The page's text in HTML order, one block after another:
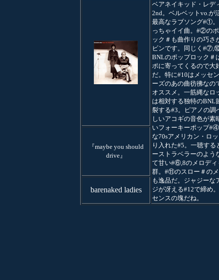
ベアネイキッド・レデ
2nd。ベルベットvo.が
最高なラブソング#①
っちゃイイ曲。#②の
ック＃も曲作りの巧さ
ビンです。同じく
BNLのポップロック＃
ポに寄ってくるので大
だ。特に#10はメッセ
ーズのあの曲彷彿なの
オススメ。一筋縄なロ
は相対する独特のBNL
裂する#3。ピアノの調
しいアコギの音色が素
いフォーキーポップ
な70sアメリカン・ロ
り入れた#5。一聴する
ーストラベラーのよう
て甘い#⑥,8のメロディ
群。#⑪のスロー＃の
も逸品だ。ジャジーな
ジが冴える#12で締め
センスの塊だね。
『maybe you should
drive』
barenaked ladies